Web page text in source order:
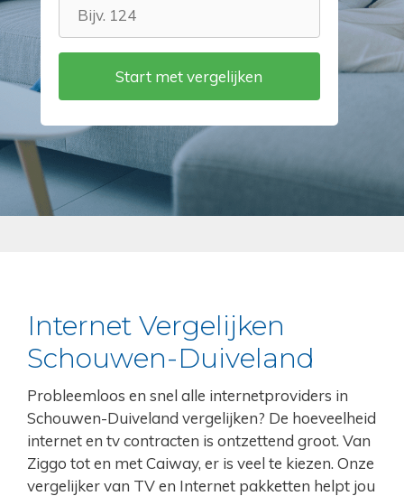
Internet Vergelijken
Schouwen-Duiveland
Probleemloos en snel alle internetproviders in
Schouwen-Duiveland vergelijken? De hoeveelheid
internet en tv contracten is ontzettend groot. Van
Ziggo tot en met Caiway, er is veel te kiezen. Onze
vergelijker van TV en Internet pakketten helpt jou